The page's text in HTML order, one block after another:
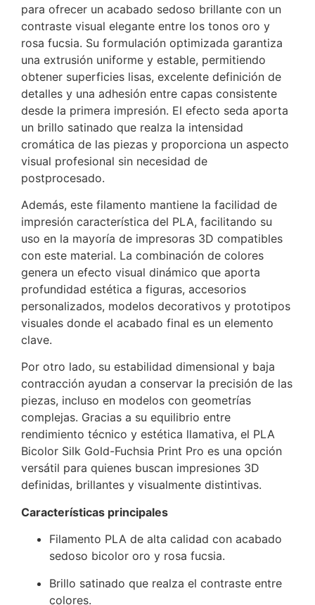
para ofrecer un acabado sedoso brillante con un
contraste visual elegante entre los tonos oro y
rosa fucsia. Su formulación optimizada garantiza
una extrusión uniforme y estable, permitiendo
obtener superficies lisas, excelente definición de
detalles y una adhesión entre capas consistente
desde la primera impresión. El efecto seda aporta
un brillo satinado que realza la intensidad
cromática de las piezas y proporciona un aspecto
visual profesional sin necesidad de
postprocesado.
Además, este filamento mantiene la facilidad de
impresión característica del PLA, facilitando su
uso en la mayoría de impresoras 3D compatibles
con este material. La combinación de colores
genera un efecto visual dinámico que aporta
profundidad estética a figuras, accesorios
personalizados, modelos decorativos y prototipos
visuales donde el acabado final es un elemento
clave.
Por otro lado, su estabilidad dimensional y baja
contracción ayudan a conservar la precisión de las
piezas, incluso en modelos con geometrías
complejas. Gracias a su equilibrio entre
rendimiento técnico y estética llamativa, el PLA
Bicolor Silk Gold-Fuchsia Print Pro es una opción
versátil para quienes buscan impresiones 3D
definidas, brillantes y visualmente distintivas.
Características principales
Filamento PLA de alta calidad con acabado
sedoso bicolor oro y rosa fucsia.
Brillo satinado que realza el contraste entre
colores.